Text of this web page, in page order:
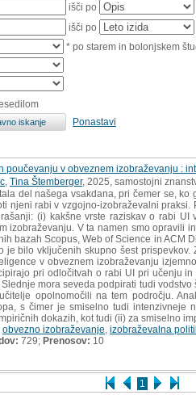
išči po
išči po
* po starem in bolonjskem
Ponastavi
1
poučevanju v obveznem izobraževanju :
Tina Štemberger, 2025, samostojni
del našega vsakdana, pri čemer se,
njeni rabi v vzgojno-izobraževalni
(i) kakšne vrste raziskav o rabi
izobraževanju. V ta namen smo opravili
bazah Scopus, Web of Science in
je bilo vključenih skupno šest
v obveznem izobraževanju
pri odločitvah o rabi UI pri učenju
mora seveda podpirati tudi
opolnomočili na tem področju.
s čimer je smiselno tudi
dokazih, kot tudi (ii) za smiselno
obvezno izobraževanje izobraževalna
729; Prenosov: 10